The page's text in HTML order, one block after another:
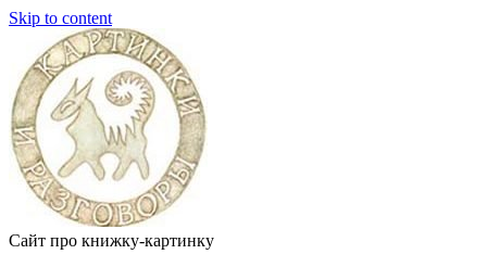
Skip to content
Сайт про книжку-картинку